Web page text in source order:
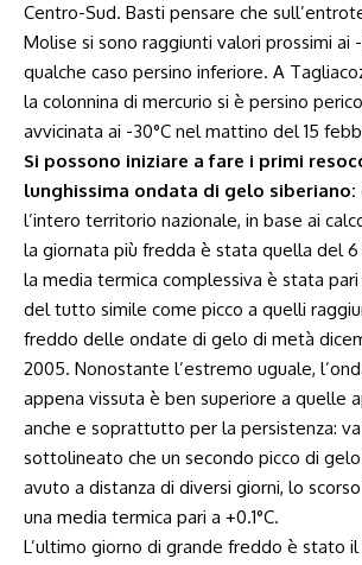
Centro-Sud. Basti pensare che
Molise si sono raggiunti valori prossimi ai -
qualche caso persino inferiore. A
la colonnina di mercurio si è persino
avvicinata ai -30°C nel mattino del 15
Si possono iniziare a fare i primi
lunghissima ondata di gelo siberiano:
l’intero territorio nazionale, in base ai
la giornata più fredda è stata quella del 6
la media termica complessiva è stata pari
del tutto simile come picco a quelli
freddo delle ondate di gelo di metà
2005. Nonostante l’estremo uguale,
appena vissuta è ben superiore a quelle
anche e soprattutto per la persistenza:
sottolineato che un secondo picco di
avuto a distanza di diversi giorni, lo scorso
una media termica pari a +0.1°C.
L’ultimo giorno di grande freddo è stato il